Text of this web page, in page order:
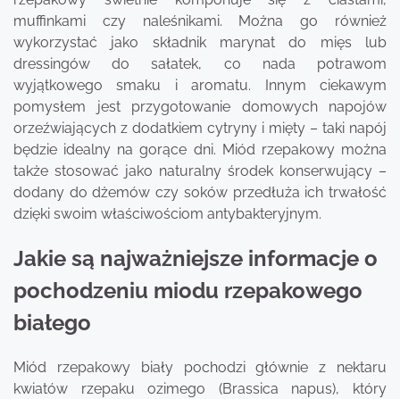
muffinkami czy naleśnikami. Można go również
wykorzystać jako składnik marynat do mięs lub
dressingów do sałatek, co nada potrawom
wyjątkowego smaku i aromatu. Innym ciekawym
pomysłem jest przygotowanie domowych napojów
orzeźwiających z dodatkiem cytryny i mięty – taki napój
będzie idealny na gorące dni. Miód rzepakowy można
także stosować jako naturalny środek konserwujący –
dodany do dżemów czy soków przedłuża ich trwałość
dzięki swoim właściwościom antybakteryjnym.
Jakie są najważniejsze informacje o
pochodzeniu miodu rzepakowego
białego
Miód rzepakowy biały pochodzi głównie z nektaru
kwiatów rzepaku ozimego (Brassica napus), który